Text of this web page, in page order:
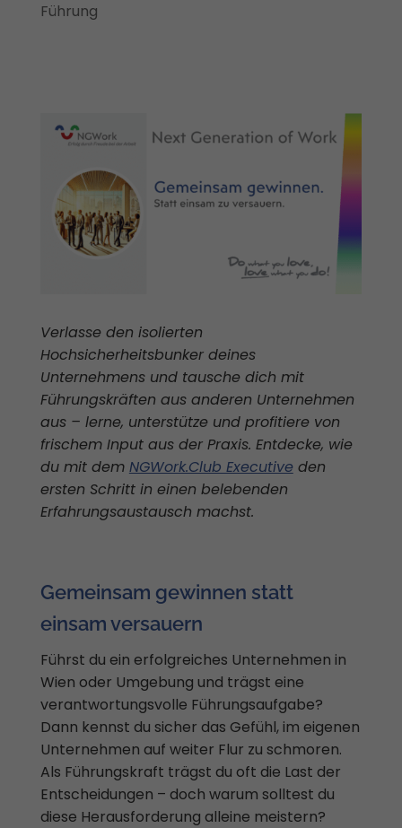
Führung
Verlasse den isolierten
Hochsicherheitsbunker deines
Unternehmens und tausche dich mit
Führungskräften aus anderen Unternehmen
aus – lerne, unterstütze und profitiere von
frischem Input aus der Praxis. Entdecke, wie
du mit dem NGWork.Club Executiveden
ersten Schritt in einen belebenden
Erfahrungsaustausch machst.
Gemeinsam gewinnen statt
einsam versauern
Führst du ein erfolgreiches Unternehmen in
Wien oder Umgebung und trägst eine
verantwortungsvolle Führungsaufgabe?
Dann kennst du sicher das Gefühl, im eigenen
Unternehmen auf weiter Flur zu schmoren.
Als Führungskraft trägst du oft die Last der
Entscheidungen – doch warum solltest du
diese Herausforderung alleine meistern?